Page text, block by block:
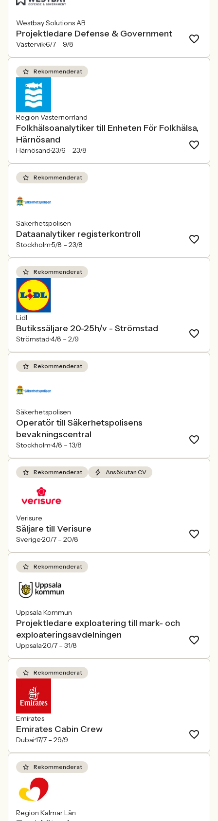
Westbay Solutions AB
Projektledare Defense & Government
Västervik6/7 – 9/8
Rekommenderat
Region Västernorrland
Folkhälsoanalytiker till Enheten För Folkhälsa,
Härnösand
Härnösand23/6 – 23/8
Rekommenderat
Säkerhetspolisen
Dataanalytiker registerkontroll
Stockholm5/8 – 23/8
Rekommenderat
Lidl
Butikssäljare 20-25h/v - Strömstad
Strömstad4/8 – 2/9
Rekommenderat
Säkerhetspolisen
Operatör till Säkerhetspolisens
bevakningscentral
Stockholm4/8 – 13/8
Rekommenderat Ansök utan CV
Verisure
Säljare till Verisure
Sverige20/7 – 20/8
Rekommenderat
Uppsala Kommun
Projektledare exploatering till mark- och
exploateringsavdelningen
Uppsala20/7 – 31/8
Rekommenderat
Emirates
Emirates Cabin Crew
Dubai17/7 – 29/9
Rekommenderat
Region Kalmar Län